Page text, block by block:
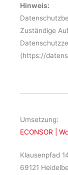
Hinweis:
Zuständige
(https://
Umsetzung:
ECONSOR |
Klausenpfad
69121